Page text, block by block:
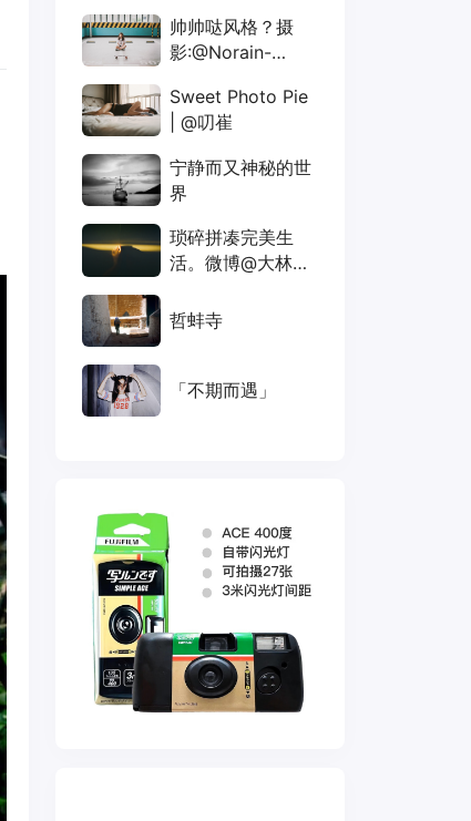
帅帅哒风格？摄
影:@Norain-
Sweet Photo Pie
| @叨崔
宁静而又神秘的世
界
琐碎拼凑完美生
活。微博@大林五
哲蚌寺
「不期而遇」